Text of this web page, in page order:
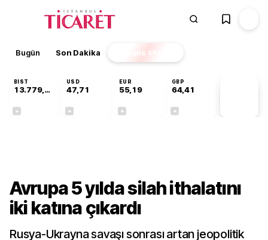
Bugün Son Dakika Finans EKSTRA
BIST
13.779,39
USD
47,71
EUR
55,19
GBP
64,41
Avrupa 5 yılda silah ithalatını
iki katına çıkardı
Rusya-Ukrayna savaşı sonrası artan jeopolitik